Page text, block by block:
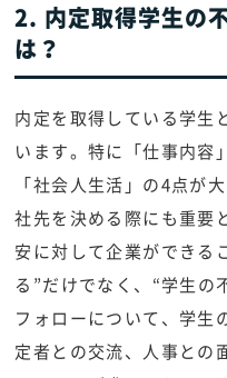
2. 内定取得学生の
は？
内定を取得している学生
います。特に「仕事内容
「社会人生活」の4点が
社先を決める際にも重要
安に対して企業ができる
る”だけでなく、“学生の
フォローについて、学生
定者との交流、人事との